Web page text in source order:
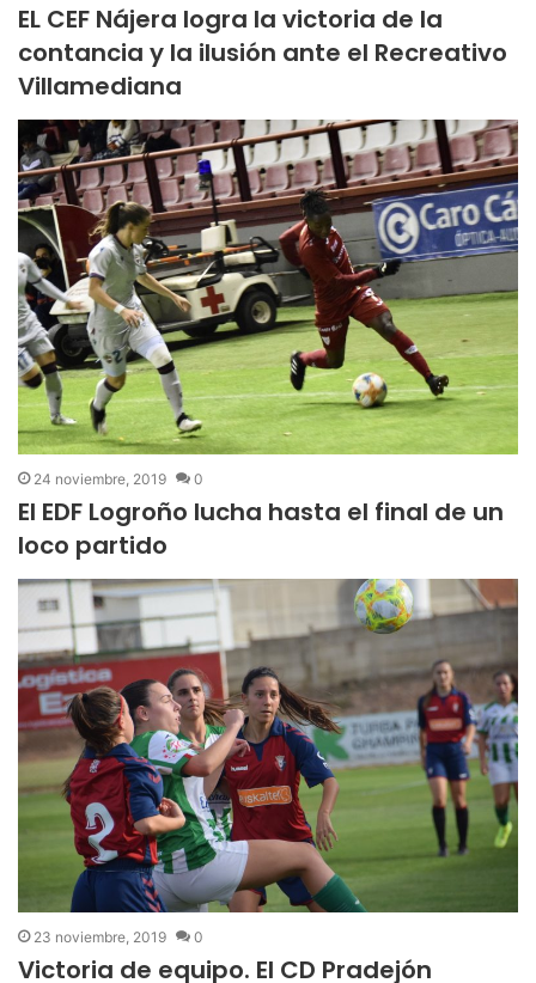
EL CEF Nájera logra la victoria de la
contancia y la ilusión ante el Recreativo
Villamediana
24 noviembre, 2019 0
El EDF Logroño lucha hasta el final de un
loco partido
23 noviembre, 2019 0
Victoria de equipo. El CD Pradejón